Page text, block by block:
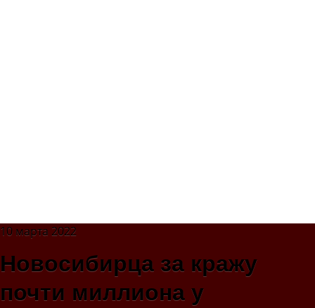
10 марта 2022
Новосибирца за кражу
почти миллиона у